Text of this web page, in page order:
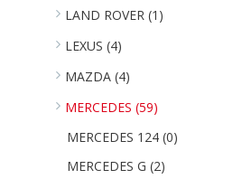
LAND ROVER (1)
LEXUS (4)
MAZDA (4)
MERCEDES (59)
MERCEDES 124 (0)
MERCEDES G (2)